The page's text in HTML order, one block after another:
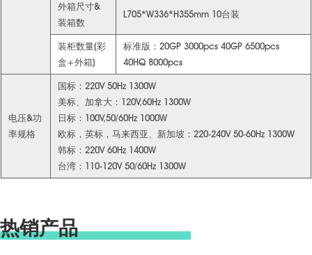
外箱尺寸&
装箱数
L705*W336*H355mm 10台装
装柜数量(彩
盒+外箱)
标准版：20GP 3000pcs 40GP 6500pcs
40HQ 8000pcs
电压&功
率规格
国标：220V 50Hz 1300W
美标、加拿大：120V,60Hz 1300W
日标：100V,50/60Hz 1000W
欧标，英标，马来西亚、新加坡：220-240V 50-60Hz 1300W
韩标：220V 60Hz 1400W
台湾：110-120V 50/60Hz 1300W
热销产品